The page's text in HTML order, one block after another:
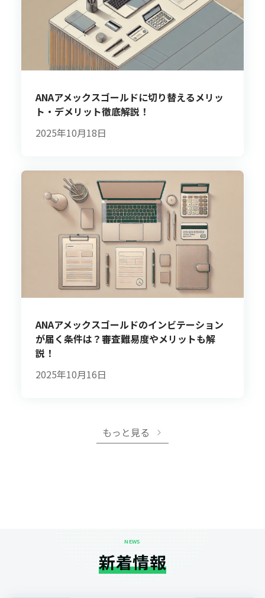
ANAアメックスゴールドに切り替えるメリッ
ト・デメリット徹底解説！
2025年10月18日
ANAアメックスゴールドのインビテーション
が届く条件は？審査難易度やメリットも解
説！
2025年10月16日
もっと見る
NEWS
新着情報